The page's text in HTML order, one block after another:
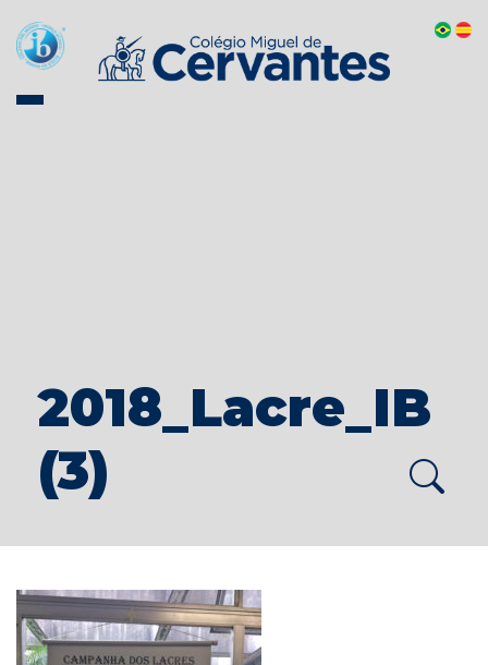
2018_Lacre_IB
(3)